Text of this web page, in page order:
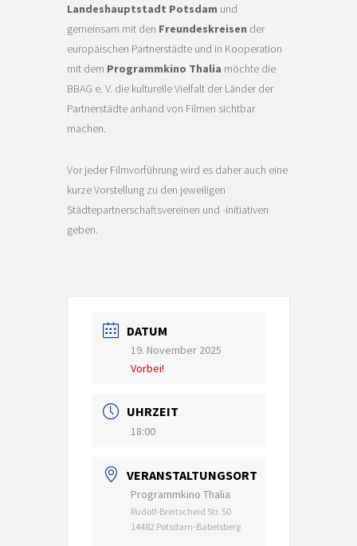
Landeshauptstadt Potsdam und
gemeinsam mit den Freundeskreisen der
europäischen Partnerstädte und in Kooperation
mit dem Programmkino Thalia möchte die
BBAG e. V. die kulturelle Vielfalt der Länder der
Partnerstädte anhand von Filmen sichtbar
machen.
Vor jeder Filmvorführung wird es daher auch eine
kurze Vorstellung zu den jeweiligen
Städtepartnerschaftsvereinen und -initiativen
geben.
DATUM
19. November 2025
Vorbei!
UHRZEIT
18:00
VERANSTALTUNGSORT
Programmkino Thalia
Rudolf-Breitscheid Str. 50
14482 Potsdam-Babelsberg